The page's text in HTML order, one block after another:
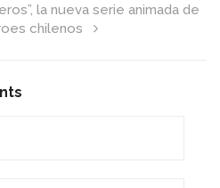
la nueva serie animada de
chilenos